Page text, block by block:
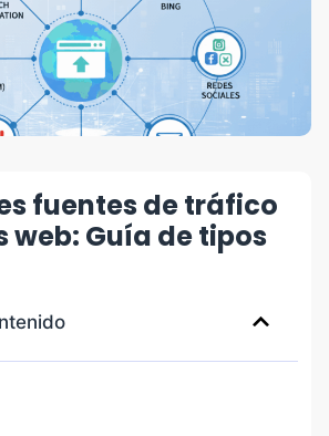
fuentes de tráfico
web: Guía de tipos